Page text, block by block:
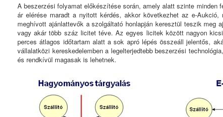
A beszerzési folyamat előkészítése során, amely alatt szinte minden
ár elérése maradt a nyitott kérdés, akkor következhet az e-
meghívott ajánlattevők a szolgáltató honlapján keresztül teszik meg
vagy akár több száz licitet téve. Az egyes licitek között nagyon
perces átlagos időtartam alatt a sok apró lépés összeáll jelentős,
vállalatközi kereskedelemben a legelterjedtebb beszerzési
és rendkívül magasak is lehetnek.